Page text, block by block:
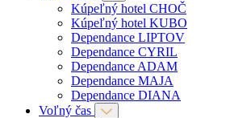
Kúpeľný hotel CHOČ
Kúpeľný hotel KUBO
Dependance LIPTOV
Dependance CYRIL
Dependance ADAM
Dependance MAJA
Dependance DIANA
Voľný čas